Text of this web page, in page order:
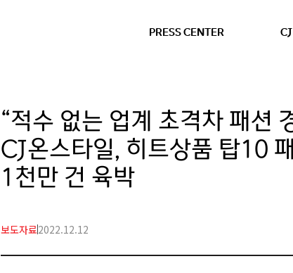
PRESS CENTER
“적수 없는 업계 초격차 패션
CJ온스타일, 히트상품 탑10
1천만 건 육박
보도자료2022.12.12